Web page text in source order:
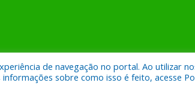
a Prefeitura Municipal de Rurópolis.
de navegação no portal. Ao utilizar
sobre como isso é feito, acesse